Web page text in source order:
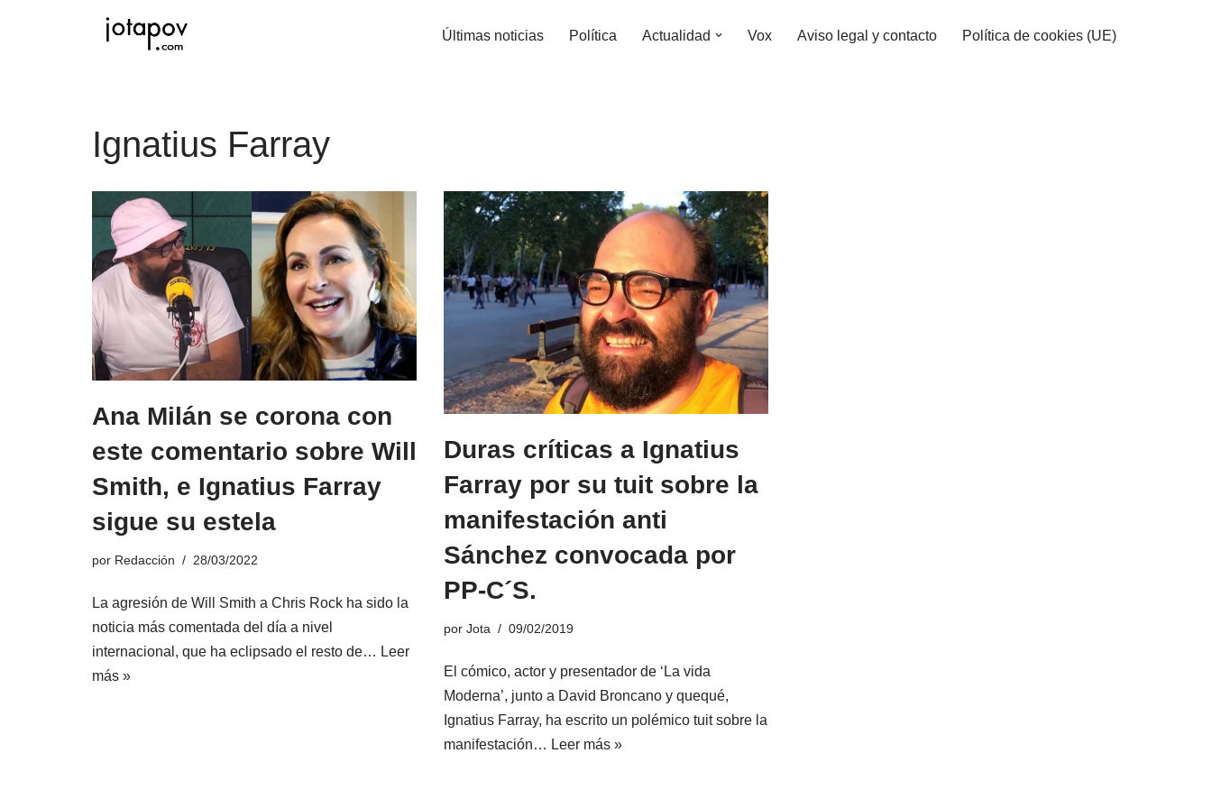
Últimas noticias Política Actualidad Vox Aviso legal y contacto Política de cookies (UE)
Ignatius Farray
Ana Milán se corona con
este comentario sobre Will
Smith, e Ignatius Farray
sigue su estela
por Redacción 28/03/2022
La agresión de Will Smith a Chris Rock ha sido la
noticia más comentada del día a nivel
internacional, que ha eclipsado el resto de… Leer
más »
Duras críticas a Ignatius
Farray por su tuit sobre la
manifestación anti
Sánchez convocada por
PP-C´S.
por Jota 09/02/2019
El cómico, actor y presentador de ‘La vida
Moderna’, junto a David Broncano y quequé,
Ignatius Farray, ha escrito un polémico tuit sobre la
manifestación… Leer más »